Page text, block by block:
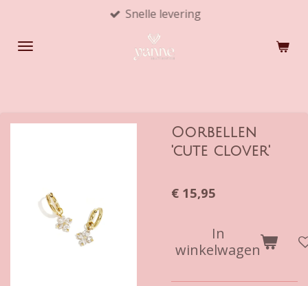
naar
Snelle levering
Oorbellen
'cute clover'
€ 15,95
In
winkelwagen